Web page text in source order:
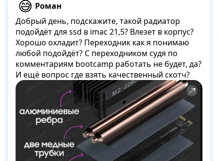
Роман
Добрый день, подскажите, такой радиатор
подойдёт для ssd в imac 21,5? Влезет в корпус?
Хорошо охладит? Переходник как я понимаю
любой подойдёт? С переходником судя по
комментариям bootcamp работать не будет, да?
И ещё вопрос где взять качественный скотч?